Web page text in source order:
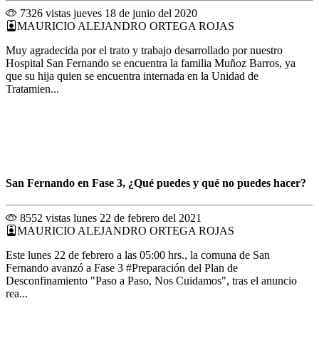
7326 vistas jueves 18 de junio del 2020
MAURICIO ALEJANDRO ORTEGA ROJAS
Muy agradecida por el trato y trabajo desarrollado por nuestro
Hospital San Fernando se encuentra la familia Muñoz Barros, ya
que su hija quien se encuentra internada en la Unidad de
Tratamien...
San Fernando en Fase 3, ¿Qué puedes y qué no puedes hacer?
8552 vistas lunes 22 de febrero del 2021
MAURICIO ALEJANDRO ORTEGA ROJAS
Este lunes 22 de febrero a las 05:00 hrs., la comuna de San
Fernando avanzó a Fase 3 #Preparación del Plan de
Desconfinamiento "Paso a Paso, Nos Cuidamos", tras el anuncio
rea...